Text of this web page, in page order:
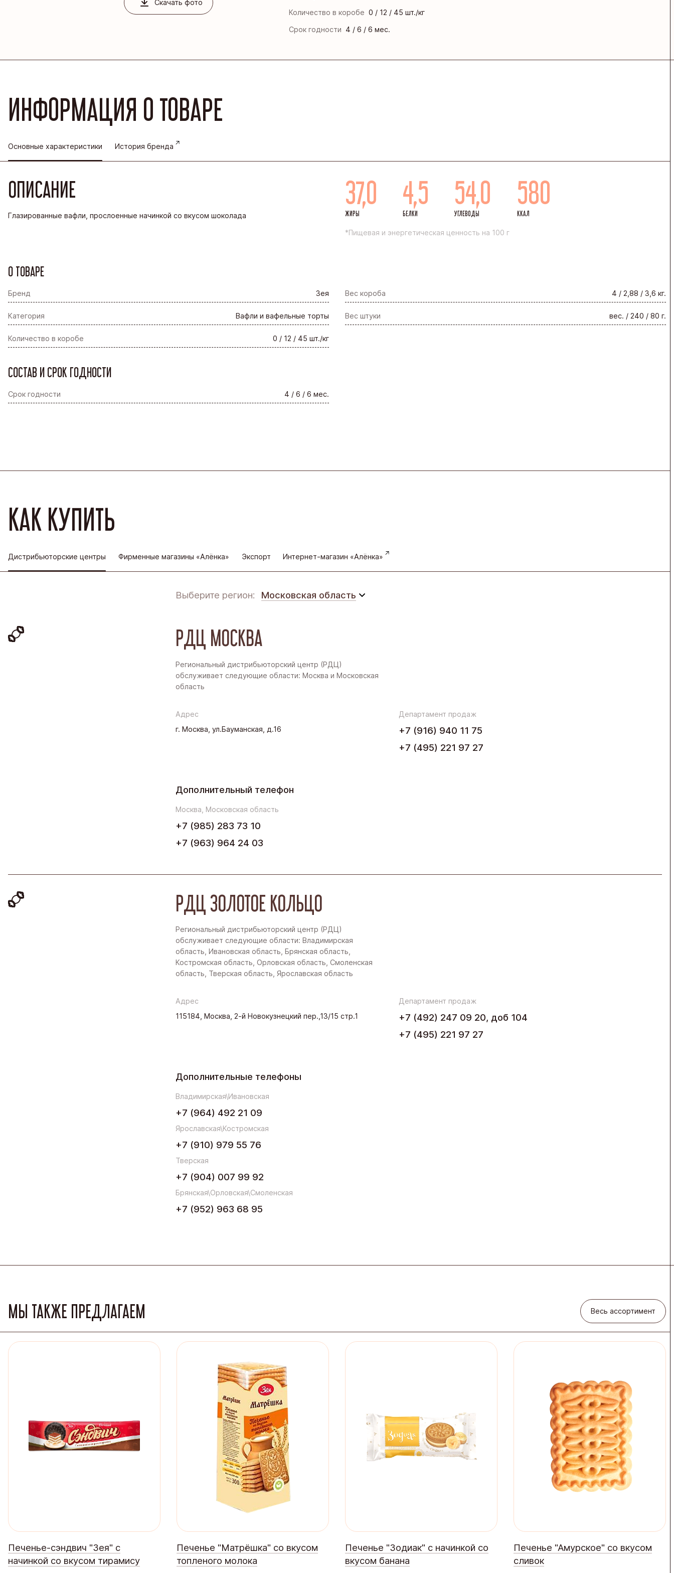
Кондитерская фирма «ТАКФ»
Скачать фото
Количество в коробе 0 / 12 / 45 шт./кг
Срок годности 4 / 6 / 6 мес.
ИНФОРМАЦИЯ О ТОВАРЕ
Основные характеристики История бренда
ОПИСАНИЕ
Глазированные вафли, прослоенные начинкой со вкусом шоколада
37,0
ЖИРЫ
4,5
БЕЛКИ
54,0
УГЛЕВОДЫ
580
ККАЛ
*Пищевая и энергетическая ценность на 100 г
О ТОВАРЕ
Бренд Зея Вес короба 4 / 2,88 / 3,6 кг.
Категория Вафли и вафельные торты Вес штуки вес. / 240 / 80 г.
Количество в коробе 0 / 12 / 45 шт./кг
СОСТАВ И СРОК ГОДНОСТИ
Срок годности 4 / 6 / 6 мес.
КАК КУПИТЬ
Дистрибьюторские центры Фирменные магазины «Алёнка» Экспорт Интернет-магазин «Алёнка»
Выберите регион: Московская область
Дальний Восток
Северо-Запад
РДЦ МОСКВА
Региональный дистрибьюторский центр (РДЦ)
обслуживает следующие области: Москва и Московская
область
Адрес
г. Москва, ул.Бауманская, д.16
Департамент продаж
+7 (916) 940 11 75
+7 (495) 221 97 27
Дополнительный телефон
Москва, Московская область
+7 (985) 283 73 10
+7 (963) 964 24 03
РДЦ ЗОЛОТОЕ КОЛЬЦО
Региональный дистрибьюторский центр (РДЦ)
обслуживает следующие области: Владимирская
область, Ивановская область, Брянская область,
Костромская область, Орловская область, Смоленская
область, Тверская область, Ярославская область
Адрес
115184, Москва, 2-й Новокузнецкий пер.,13/15 стр.1
Департамент продаж
+7 (492) 247 09 20, доб 104
+7 (495) 221 97 27
Дополнительные телефоны
Владимирская\Ивановская
+7 (964) 492 21 09
Ярославская\Костромская
+7 (910) 979 55 76
Тверская
+7 (904) 007 99 92
Брянская\Орловская\Смоленская
+7 (952) 963 68 95
МЫ ТАКЖЕ ПРЕДЛАГАЕМ Весь ассортимент
Печенье-сэндвич "Зея" с
начинкой со вкусом тирамису
Печенье "Матрёшка" со вкусом
топленого молока
Печенье "Зодиак" с начинкой со
вкусом банана
Печенье "Амурское" со вкусом
сливок